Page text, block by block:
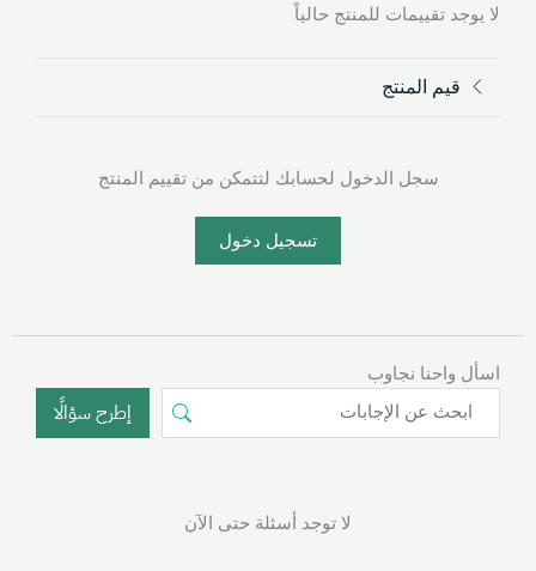
لا يوجد تقييمات للمنتج حالياً
قيم المنتج
سجل الدخول لحسابك لتتمكن من تقييم المنتج
تسجيل دخول
اسأل واحنا نجاوب
إطرح سؤالًا
لا توجد أسئلة حتى الآن